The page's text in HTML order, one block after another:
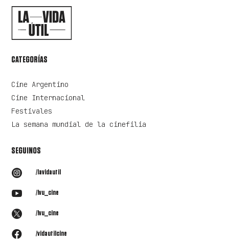
CATEGORÍAS
Cine Argentino
Cine Internacional
Festivales
La semana mundial de la cinefilia
SEGUINOS
 /lavidautil
 /lvu_cine
 /lvu_cine
 /vidautilcine